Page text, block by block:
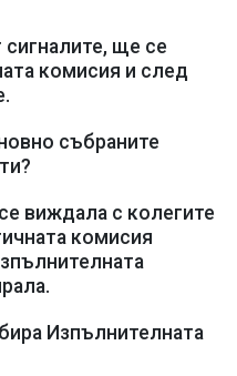
ще се
комисия и след
събраните
виждала с колегите
комисия
Изпълнителната